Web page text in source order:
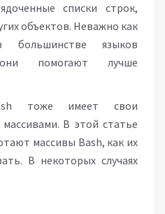
списки строк,
объектов. Неважно как
языков
они помогают лучше
тоже имеет свои
В этой статье
массивы Bash, как их
В некоторых случаях